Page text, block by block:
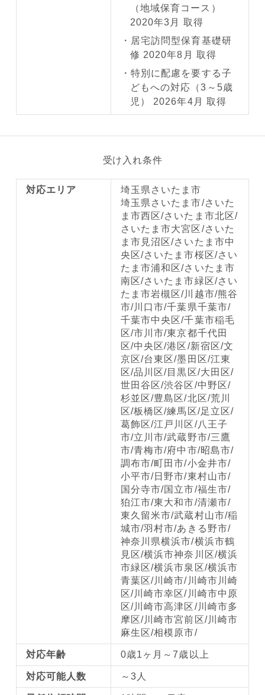
（地域保育コース）
2020年3月 取得
居宅訪問型保育基礎研
修 2020年8月 取得
特別に配慮を要する子
どもへの対応（3～5歳
児） 2026年4月 取得
受け入れ条件
対応エリア
埼玉県さいたま市
埼玉県さいたま市/さいた
ま市西区/さいたま市北区/
さいたま市大宮区/さいた
ま市見沼区/さいたま市中
央区/さいたま市桜区/さい
たま市浦和区/さいたま市
南区/さいたま市緑区/さい
たま市岩槻区/川越市/熊谷
市/川口市/千葉県千葉市/
千葉市中央区/千葉市稲毛
区/市川市/東京都千代田
区/中央区/港区/新宿区/文
京区/台東区/墨田区/江東
区/品川区/目黒区/大田区/
世田谷区/渋谷区/中野区/
杉並区/豊島区/北区/荒川
区/板橋区/練馬区/足立区/
葛飾区/江戸川区/八王子
市/立川市/武蔵野市/三鷹
市/青梅市/府中市/昭島市/
調布市/町田市/小金井市/
小平市/日野市/東村山市/
国分寺市/国立市/福生市/
狛江市/東大和市/清瀬市/
東久留米市/武蔵村山市/稲
城市/羽村市/あきる野市/
神奈川県横浜市/横浜市鶴
見区/横浜市神奈川区/横浜
市緑区/横浜市泉区/横浜市
青葉区/川崎市/川崎市川崎
区/川崎市幸区/川崎市中原
区/川崎市高津区/川崎市多
摩区/川崎市宮前区/川崎市
麻生区/相模原市/
対応年齢 0歳1ヶ月～7歳以上
対応可能人数 ～3人